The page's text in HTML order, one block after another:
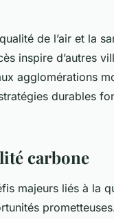
de l’air et la
inspire d’autres
agglomérations
durables
carbone
majeurs liés à la